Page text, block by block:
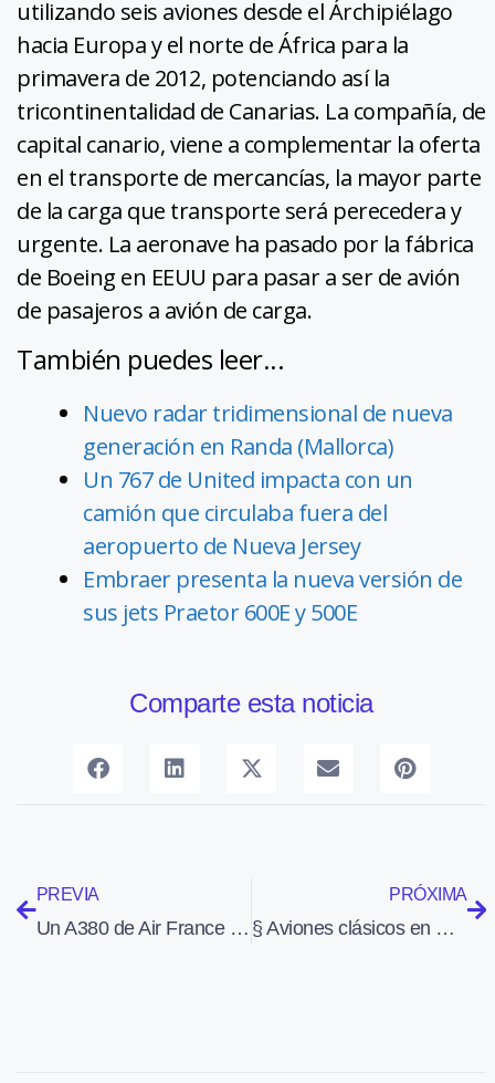
utilizando seis aviones desde el Árchipiélago
hacia Europa y el norte de África para la
primavera de 2012, potenciando así la
tricontinentalidad de Canarias. La compañía, de
capital canario, viene a complementar la oferta
en el transporte de mercancías, la mayor parte
de la carga que transporte será perecedera y
urgente. La aeronave ha pasado por la fábrica
de Boeing en EEUU para pasar a ser de avión
de pasajeros a avión de carga.
También puedes leer...
Nuevo radar tridimensional de nueva
generación en Randa (Mallorca)
Un 767 de United impacta con un
camión que circulaba fuera del
aeropuerto de Nueva Jersey
Embraer presenta la nueva versión de
sus jets Praetor 600E y 500E
Comparte esta noticia
PREVIA
Un A380 de Air France impacta contra un CRJ-700 en JFK
PRÓXIMA
§ Aviones clásicos en Coventry (Reino Unido, 2009)